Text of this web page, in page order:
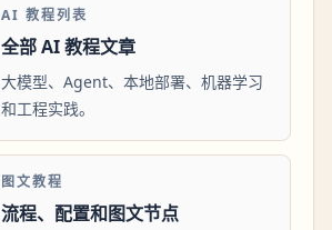
AI 教程列表
全部 AI 教程文章
大模型、Agent、本地部署、机器学习
和工程实践。
图文教程
流程、配置和图文节点